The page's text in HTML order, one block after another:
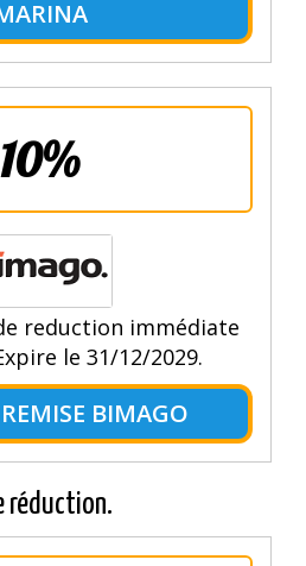
10%
reduction immédiate
le 31/12/2029.
BIMAGO
réduction.